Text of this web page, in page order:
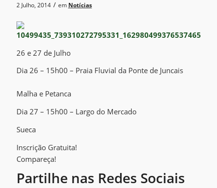
2 Julho, 2014 / em Notícias
26 e 27 de Julho
Dia 26 – 15h00 – Praia Fluvial da Ponte de Juncais
Malha e Petanca
Dia 27 – 15h00 – Largo do Mercado
Sueca
Inscrição Gratuita!
Compareça!
Partilhe nas Redes Sociais